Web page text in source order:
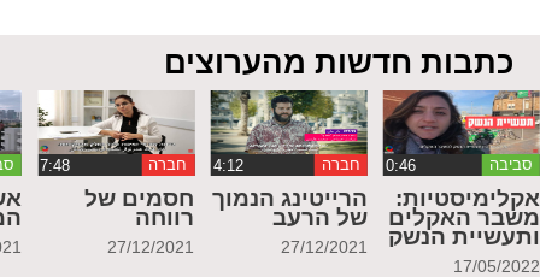
כתבות חדשות מהערוצים
סביבה
אקלימיסטיות:
משבר האקלים
ותעשיית הנשק
17/05/2022
חברה ‏4:12
הרייטינג הנמוך
של הרעב
27/12/2021
חברה
חסמים של
רווחה
27/12/2021